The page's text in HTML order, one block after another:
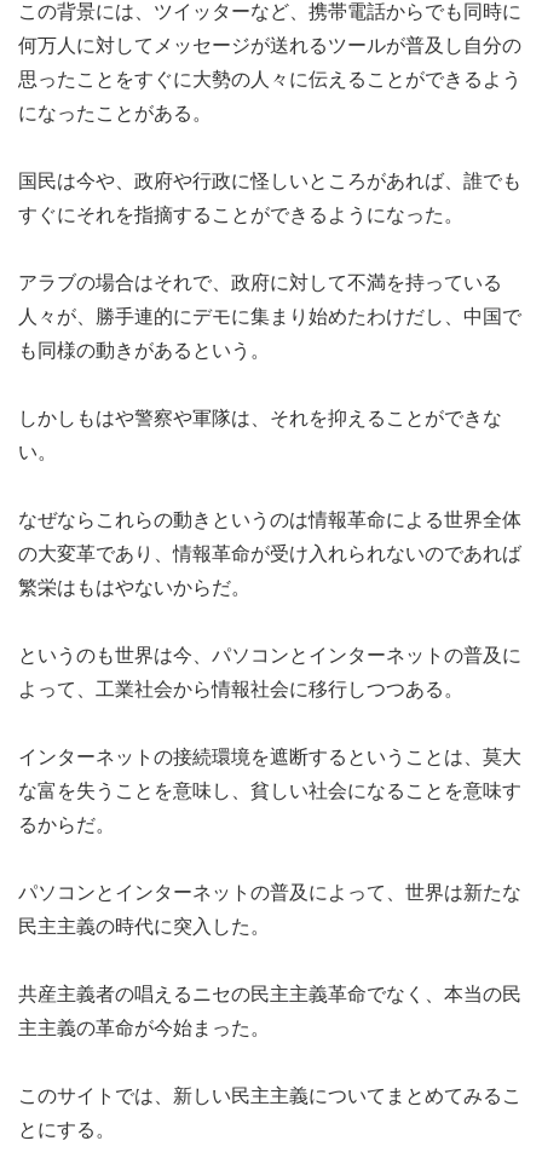
この背景には、ツイッターなど、携帯電話からでも同時に
何万人に対してメッセージが送れるツールが普及し自分の
思ったことをすぐに大勢の人々に伝えることができるよう
になったことがある。
国民は今や、政府や行政に怪しいところがあれば、誰でも
すぐにそれを指摘することができるようになった。
アラブの場合はそれで、政府に対して不満を持っている
人々が、勝手連的にデモに集まり始めたわけだし、中国で
も同様の動きがあるという。
しかしもはや警察や軍隊は、それを抑えることができな
い。
なぜならこれらの動きというのは情報革命による世界全体
の大変革であり、情報革命が受け入れられないのであれば
繁栄はもはやないからだ。
というのも世界は今、パソコンとインターネットの普及に
よって、工業社会から情報社会に移行しつつある。
インターネットの接続環境を遮断するということは、莫大
な富を失うことを意味し、貧しい社会になることを意味す
るからだ。
パソコンとインターネットの普及によって、世界は新たな
民主主義の時代に突入した。
共産主義者の唱えるニセの民主主義革命でなく、本当の民
主主義の革命が今始まった。
このサイトでは、新しい民主主義についてまとめてみるこ
とにする。